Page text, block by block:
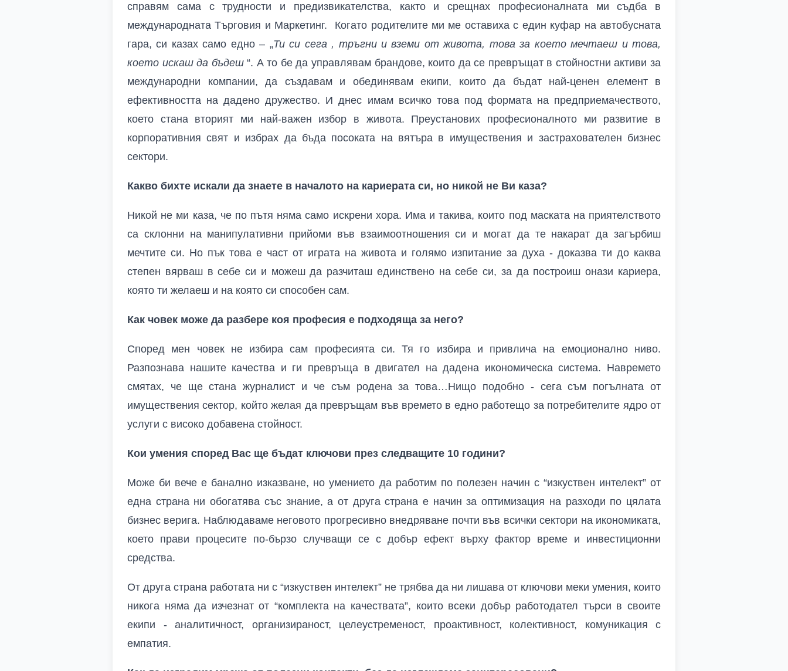
справям сама с трудности и предизвикателства, както и срещнах професионалната ми съдба в
международната Търговия и Маркетинг. Когато родителите ми ме оставиха с един куфар на автобусната
гара, си казах само едно – „Ти си сега , тръгни и вземи от живота, това за което мечтаеш и това,
което искаш да бъдеш“. А то бе да управлявам брандове, които да се превръщат в стойностни активи за
международни компании, да създавам и обединявам екипи, които да бъдат най-ценен елемент в
ефективността на дадено дружество. И днес имам всичко това под формата на предприемачеството,
което стана вторият ми най-важен избор в живота. Преустанових професионалното ми развитие в
корпоративния свят и избрах да бъда посоката на вятъра в имуществения и застрахователен бизнес
сектори.
Какво бихте искали да знаете в началото на кариерата си, но никой не Ви каза?
Никой не ми каза, че по пътя няма само искрени хора. Има и такива, които под маската на приятелството
са склонни на манипулативни прийоми във взаимоотношения си и могат да те накарат да загърбиш
мечтите си. Но пък това е част от играта на живота и голямо изпитание за духа - доказва ти до каква
степен вярваш в себе си и можеш да разчиташ единствено на себе си, за да построиш онази кариера,
която ти желаеш и на която си способен сам.
Как човек може да разбере коя професия е подходяща за него?
Според мен човек не избира сам професията си. Тя го избира и привлича на емоционално ниво.
Разпознава нашите качества и ги превръща в двигател на дадена икономическа система. Навремето
смятах, че ще стана журналист и че съм родена за това…Нищо подобно - сега съм погълната от
имуществения сектор, който желая да превръщам във времето в едно работещо за потребителите ядро от
услуги с високо добавена стойност.
Кои умения според Вас ще бъдат ключови през следващите 10 години?
Може би вече е банално изказване, но умението да работим по полезен начин с “изкуствен интелект” от
една страна ни обогатява със знание, а от друга страна е начин за оптимизация на разходи по цялата
бизнес верига. Наблюдаваме неговото прогресивно внедряване почти във всички сектори на икономиката,
което прави процесите по-бързо случващи се с добър ефект върху фактор време и инвестиционни
средства.
От друга страна работата ни с “изкуствен интелект” не трябва да ни лишава от ключови меки умения, които
никога няма да изчезнат от “комплекта на качествата”, които всеки добър работодател търси в своите
екипи - аналитичност, организираност, целеустременост, проактивност, колективност, комуникация с
емпатия.